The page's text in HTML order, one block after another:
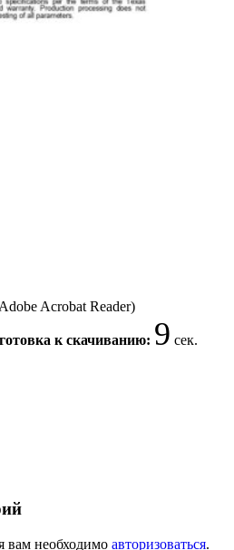
Acrobat Reader)
к скачиванию: 9 сек.
вам необходимо авторизоваться.